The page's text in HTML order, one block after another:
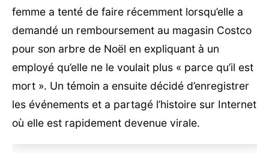
femme a tenté de faire récemment lorsqu’elle a
demandé un remboursement au magasin Costco
pour son arbre de Noël en expliquant à un
employé qu’elle ne le voulait plus « parce qu’il est
mort ». Un témoin a ensuite décidé d’enregistrer
les événements et a partagé l’histoire sur Internet
où elle est rapidement devenue virale.